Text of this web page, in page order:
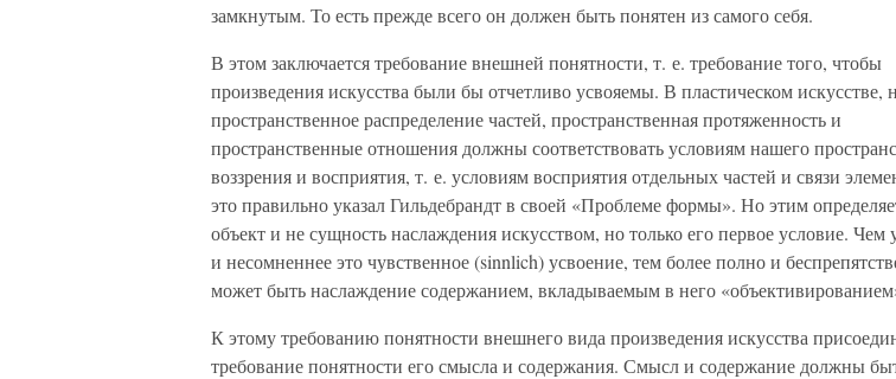
замкнутым. То есть прежде всего он должен быть понятен из самого себя.
В этом заключается требование внешней понятности, т. е. требование того, чтобы
произведения искусства были бы отчетливо усвояемы. В пластическом искусстве,
пространственное распределение частей, пространственная протяженность и
пространственные отношения должны соответствовать условиям нашего
воззрения и восприятия, т. е. условиям восприятия отдельных частей и связи
это правильно указал Гильдебрандт в своей «Проблеме формы». Но этим
объект и не сущность наслаждения искусством, но только его первое условие. Чем
и несомненнее это чувственное (sinnlich) усвоение, тем более полно и
может быть наслаждение содержанием, вкладываемым в него
К этому требованию понятности внешнего вида произведения искусства
требование понятности его смысла и содержания. Смысл и содержание должны